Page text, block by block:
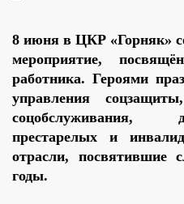
8 июня в ЦКР «Горняк»
мероприятие,
работника. Героями
управления
соцобслуживания,
престарелых и
отрасли, посвятившие
годы.